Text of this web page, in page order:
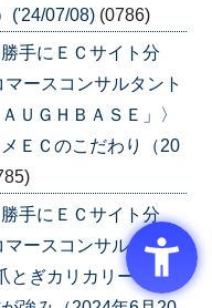
('24/07/08) (0786)
手にＥＣサイト分
ースコンサルタント
ＵＧＨＢＡＳＥ」〉
ＥＣのこだわり（20
手にＥＣサイト分
ースコンサルタント
ぎカリカリーナ」>